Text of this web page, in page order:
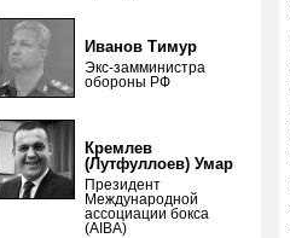
Иванов Тимур
Экс-замминистра
обороны РФ
Кремлев
(Лутфуллоев) Умар
Президент
Международной
ассоциации бокса
(AIBA)